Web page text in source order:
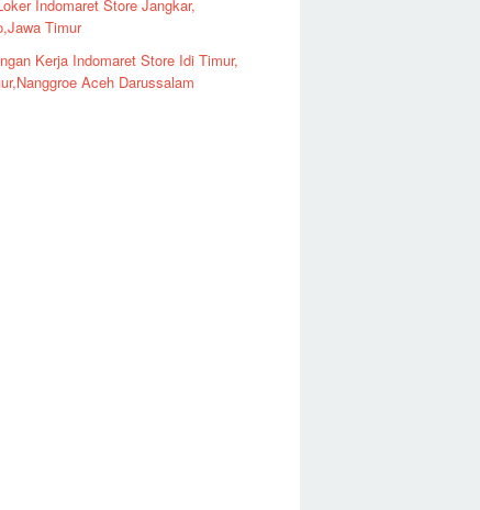
Indomaret Store Jangkar,
Timur
Kerja Indomaret Store Idi Timur,
Aceh Darussalam